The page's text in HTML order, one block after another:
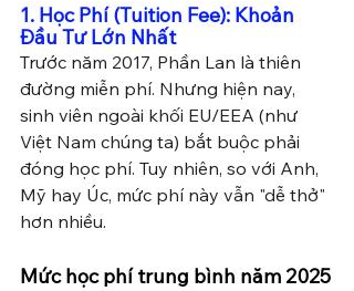
1. Học Phí (Tuition Fee): Khoản
Đầu Tư Lớn Nhất
Trước năm 2017, Phần Lan là thiên
đường miễn phí. Nhưng hiện nay,
sinh viên ngoài khối EU/EEA (như
Việt Nam chúng ta) bắt buộc phải
đóng học phí. Tuy nhiên, so với Anh,
Mỹ hay Úc, mức phí này vẫn "dễ thở"
hơn nhiều.
Mức học phí trung bình năm 2025